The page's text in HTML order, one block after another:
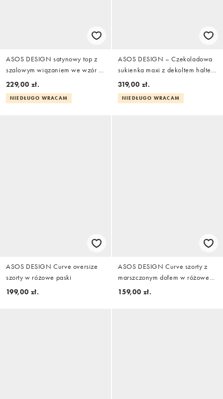
ASOS DESIGN satynowy top z
szalowym wiązaniem we wzór w
kremowe kropki
229,00 zł.
NIEDŁUGO WRACAM
ASOS DESIGN – Czekoladowa
sukienka maxi z dekoltem halter i
marszczeniem po bokach
319,00 zł.
NIEDŁUGO WRACAM
ASOS DESIGN Curve oversize
szorty w różowe paski
199,00 zł.
ASOS DESIGN Curve szorty z
marszczonym dołem w różowe
paski
159,00 zł.